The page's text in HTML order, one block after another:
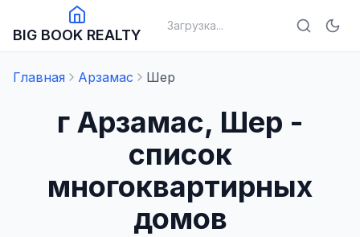
BIG BOOK REALTY
Загрузка...
Главная Арзамас Шер
г Арзамас, Шер -
список
многоквартирных
домов